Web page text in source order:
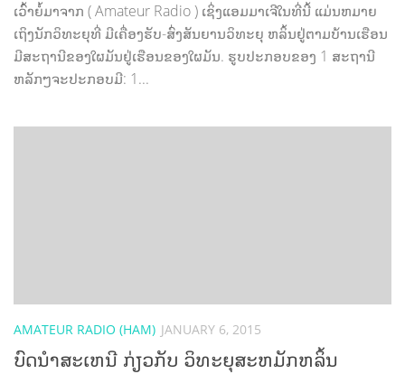
ເວົ້າຍໍ້ມາຈາກ ( Amateur Radio ) ເຊິ່ງແອມມາເຈີໃນທີ່ນີ້ ແມ່ນຫມາຍ
ເຖິງນັກວິທະຍຸທີ່ ມີເຄື່ອງຮັບ-ສົ່ງສັນຍານວິທະຍຸ ຫລິ້ນຢູ່ຕາມບ້ານເຮືອນ
ມີສະຖານີຂອງໃຜມັນຢູ່ເຮືອນຂອງໃຜມັນ. ຮູບປະກອບຂອງ 1 ສະຖານີ
ຫລັກໆຈະປະກອບມີ: 1...
AMATEUR RADIO (HAM) JANUARY 6, 2015
ບົດນຳສະເຫນີ ກ່ຽວກັບ ວິທະຍຸສະຫມັກຫລິ້ນ